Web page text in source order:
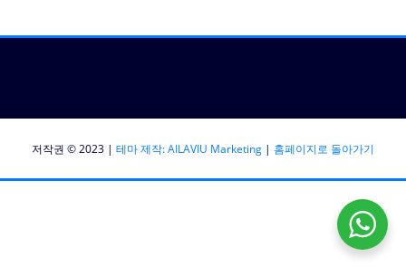
저작권 © 2023 | 테마 제작: AILAVIU Marketing | 홈페이지로 돌아가기